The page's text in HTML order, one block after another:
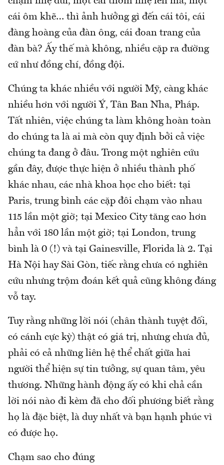
cái ôm khẽ… thì ảnh hưởng gì đến cái tôi, cái
đàng hoàng của đàn ông, cái đoan trang của
đàn bà? Ấy thế mà không, nhiều cặp ra đường
cứ như đồng chí, đồng đội.
Chúng ta khác nhiều với người Mỹ, càng khác
nhiều hơn với người Ý, Tân Ban Nha, Pháp.
Tất nhiên, việc chúng ta làm không hoàn toàn
do chúng ta là ai mà còn quy định bởi cả việc
chúng ta đang ở đâu. Trong một nghiên cứu
gần đây, được thực hiện ở nhiều thành phố
khác nhau, các nhà khoa học cho biết: tại
Paris, trung bình các cặp đôi chạm vào nhau
115 lần một giờ; tại Mexico City tăng cao hơn
hẳn với 180 lần một giờ; tại London, trung
bình là 0 (!) và tại Gainesville, Florida là 2. Tại
Hà Nội hay Sài Gòn, tiếc rằng chưa có nghiên
cứu nhưng trộm đoán kết quả cũng không đáng
vỗ tay.
Tuy rằng những lời nói (chân thành tuyệt đối,
có cánh cực kỳ) thật có giá trị, nhưng chưa đủ,
phải có cả những liên hệ thể chất giữa hai
người thể hiện sự tin tưởng, sự quan tâm, yêu
thương. Những hành động ấy có khi chả cần
lời nói nào đi kèm đã cho đối phương biết rằng
họ là đặc biệt, là duy nhất và bạn hạnh phúc vì
có được họ.
Chạm sao cho đúng